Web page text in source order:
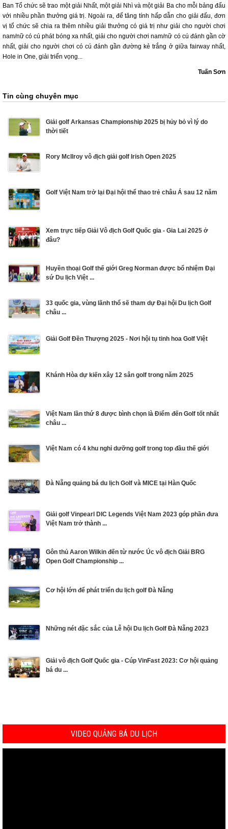
Ban Tổ chức sẽ trao một giải Nhất, một giải Nhì và một giải Ba cho mỗi bảng đấu
với nhiều phần thưởng giá trị. Ngoài ra, để tăng tính hấp dẫn cho giải đấu, đơn
vị tổ chức sẽ chia ra thêm nhiều giải thưởng có giá trị như giải cho người chơi
nam/nữ có cú phát bóng xa nhất, giải cho người chơi nam/nữ có cú đánh gần cờ
nhất, giải cho người chơi có cú đánh gần đường kẻ trắng ở giữa fairway nhất,
Hole in One, giải triển vọng...
Tuấn Sơn
Tin cùng chuyên mục
Giải golf Arkansas Championship 2025 bị hủy bỏ vì lý do
thời tiết
Rory McIlroy vô địch giải golf Irish Open 2025
Golf Việt Nam trở lại Đại hội thể thao trẻ châu Á sau 12 năm
Xem trực tiếp Giải Vô địch Golf Quốc gia - Gia Lai 2025 ở
đâu?
Huyền thoại Golf thế giới Greg Norman được bổ nhiệm Đại
sứ Du lịch Việt ...
33 quốc gia, vùng lãnh thổ sẽ tham dự Đại hội Du lịch Golf
châu ...
Giải Golf Đền Thượng 2025 - Nơi hội tụ tinh hoa Golf Việt
Khánh Hòa dự kiến xây 12 sân golf trong năm 2025
Việt Nam lần thứ 8 được bình chọn là Điểm đến Golf tốt nhất
châu ...
Việt Nam có 4 khu nghỉ dưỡng golf trong top đầu thế giới
Đà Nẵng quảng bá du lịch Golf và MICE tại Hàn Quốc
Giải golf Vinpearl DIC Legends Việt Nam 2023 góp phần đưa
Việt Nam trở thành ...
Gôn thủ Aaron Wilkin đến từ nước Úc vô địch Giải BRG
Open Golf Championship ...
Cơ hội lớn để phát triển du lịch golf Đà Nẵng
Những nét đặc sắc của Lễ hội Du lịch Golf Đà Nẵng 2023
Giải vô địch Golf Quốc gia - Cúp VinFast 2023: Cơ hội quảng
bá du ...
VIDEO QUẢNG BÁ DU LỊCH